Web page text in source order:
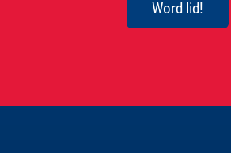
Word lid!